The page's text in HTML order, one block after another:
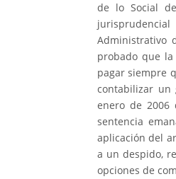
de lo Social
Administrativo
probado que
pagar siempre
contabilizar un
enero de 2006
sentencia
aplicación del
a un despido,
opciones de